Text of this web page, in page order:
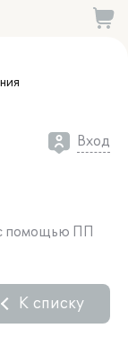
Вход
помощью ПП
К списку